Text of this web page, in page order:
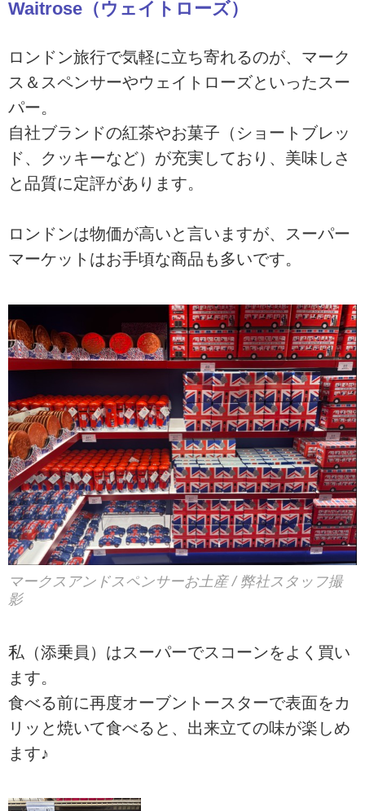
Waitrose（ウェイトローズ）
ロンドン旅行で気軽に立ち寄れるのが、マーク
ス＆スペンサーやウェイトローズといったスー
パー。
自社ブランドの紅茶やお菓子（ショートブレッ
ド、クッキーなど）が充実しており、美味しさ
と品質に定評があります。
ロンドンは物価が高いと言いますが、スーパー
マーケットはお手頃な商品も多いです。
マークスアンドスペンサーお土産 / 弊社スタッフ撮
影
私（添乗員）はスーパーでスコーンをよく買い
ます。
食べる前に再度オーブントースターで表面をカ
リッと焼いて食べると、出来立ての味が楽しめ
ます♪